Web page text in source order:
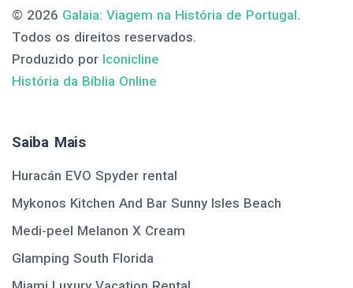
© 2026 Galaia: Viagem na História de Portugal.
Todos os direitos reservados.
Produzido por Iconicline
História da Bíblia Online
Saiba Mais
Huracán EVO Spyder rental
Mykonos Kitchen And Bar Sunny Isles Beach
Medi-peel Melanon X Cream
Glamping South Florida